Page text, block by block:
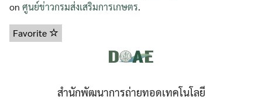
on ศูนย์ข่าวกรมส่งเสริมการเกษตร.
Favorite
สำนักพัฒนาการถ่ายทอดเทคโนโลยี